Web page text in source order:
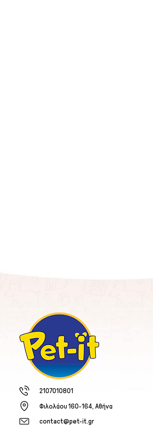
2107010801
Φιλολάου 160-164, Αθήνα
contact@pet-it.gr